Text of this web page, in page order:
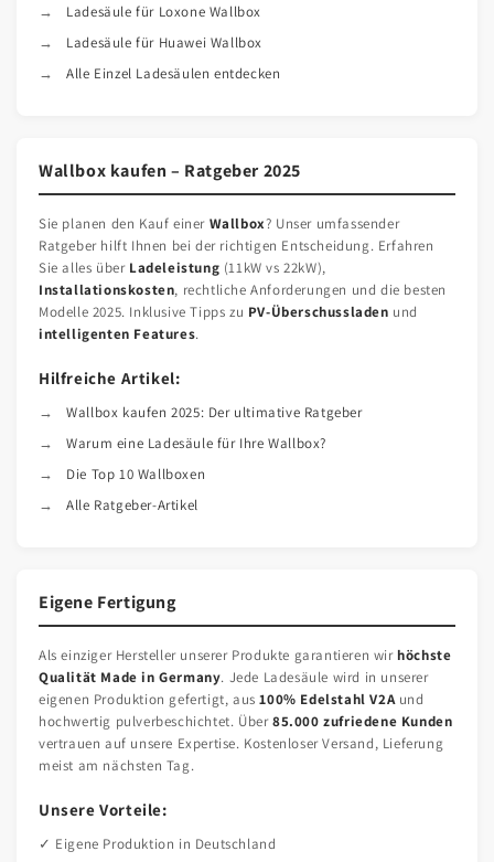
Ladesäule für Loxone Wallbox
Ladesäule für Huawei Wallbox
Alle Einzel Ladesäulen entdecken
Wallbox kaufen – Ratgeber 2025
Sie planen den Kauf einer Wallbox? Unser umfassender
Ratgeber hilft Ihnen bei der richtigen Entscheidung. Erfahren
Sie alles über Ladeleistung (11kW vs 22kW),
Installationskosten, rechtliche Anforderungen und die besten
Modelle 2025. Inklusive Tipps zu PV-Überschussladen und
intelligenten Features.
Hilfreiche Artikel:
Wallbox kaufen 2025: Der ultimative Ratgeber
Warum eine Ladesäule für Ihre Wallbox?
Die Top 10 Wallboxen
Alle Ratgeber-Artikel
Eigene Fertigung
Als einziger Hersteller unserer Produkte garantieren wirhöchste
Qualität Made in Germany. Jede Ladesäule wird in unserer
eigenen Produktion gefertigt, aus100% Edelstahl V2Aund
hochwertig pulverbeschichtet. Über85.000 zufriedene Kunden
vertrauen auf unsere Expertise. Kostenloser Versand, Lieferung
meist am nächsten Tag.
Unsere Vorteile:
✓ Eigene Produktion in Deutschland